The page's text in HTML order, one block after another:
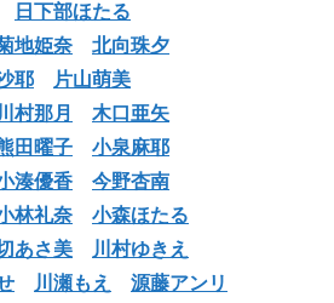
日下部ほたる
地姫奈
北向珠夕
耶
片山萌美
川村那月
木口亜矢
田曜子
小泉麻耶
湊優香
今野杏南
林礼奈
小森ほたる
あさ美
川村ゆきえ
川瀬もえ
源藤アンリ